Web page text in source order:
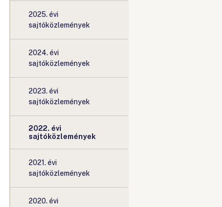
2025. évi
sajtóközlemények
2024. évi
sajtóközlemények
2023. évi
sajtóközlemények
2022. évi
sajtóközlemények
2021. évi
sajtóközlemények
2020. évi